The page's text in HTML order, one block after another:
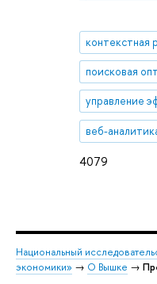
4079
контекстная
веб-
Национальный
экономики» → О Вышке →